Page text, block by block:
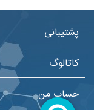
پشتیبانی
کاتالوگ
حساب من